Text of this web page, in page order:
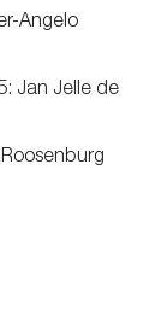
Angelo
Jan Jelle de